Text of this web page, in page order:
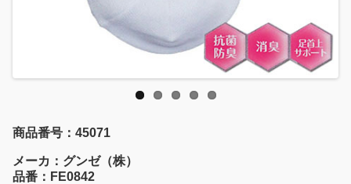
商品番号：45071
メーカ：グンゼ（株）
品番：FE0842